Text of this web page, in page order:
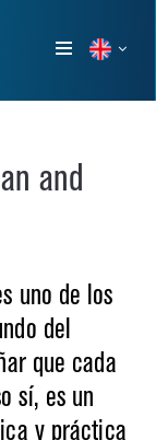
Show
and
uno de los
del
que cada
sí, es un
y práctica